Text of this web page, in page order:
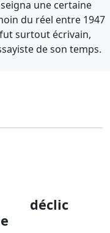
une certaine
du réel entre 1947
surtout écrivain,
de son temps.